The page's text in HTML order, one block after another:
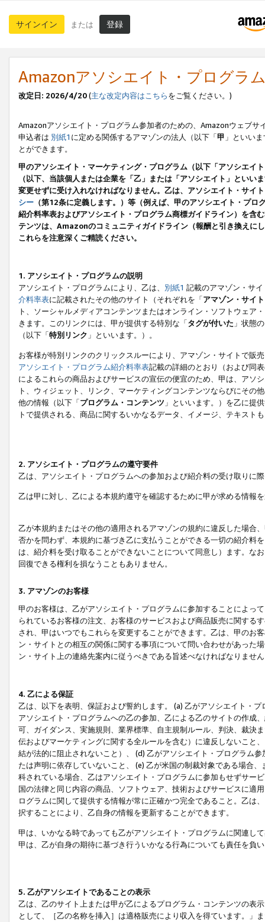
サインイン または 登録
Amazonアソシエイト・プログラ
改定日: 2026/4/20(主な改定内容はこちらをご覧ください。)
Amazonアソシエイト・プログラム参加者のための、Amazonウェブサ
申込者は 別紙1 に定める関係するアマゾンの法人（以下「甲 」といい
とができます。
甲のアソシエイト・マーケティング・プログラム（以下「アソシエイ
（以下、当該個人または企業を「乙」または「アソシエイト」とい
変更せずに受け入れなければなりません。乙は、アソシエイト・サイ
シー （第12条に定義します。）等（例えば、甲のアソシエイト・プ
紹介料率表およびアソシエイト・プログラム商標ガイドライン）を
テンツは、Amazonのコミュニティガイドライン（報酬と引き換えに
これらを注意深くご精読ください。
1. アソシエイト・プログラムの説明
アソシエイト・プログラムにより、乙は、 別紙1 記載のアマゾン・サ
介料率表に記載されたその他のサイト（それぞれを「アマゾン・サイト
ト、ソーシャルメディアコンテンツまたはオンライン・ソフトウェア
きます。このリンクには、甲が提供する特別な「タグが付いた 」状態
（以下「特別リンク 」といいます。）。
お客様が特別リンクのクリックスルーにより、アマゾン・サイトで販
アソシエイト・プログラム紹介料率表記載の詳細のとおり（および同
によるこれらの商品およびサービスの宣伝の便宜のため、甲は、アソ
ト、ウィジェット、リンク、マーケティングコンテンツならびにその
他の情報（以下「プログラム・コンテンツ 」といいます。）を乙に提
トで提供される、商品に関するいかなるデータ、イメージ、テキス
2. アソシエイト・プログラムの遵守要件
乙は、アソシエイト・プログラムへの参加および紹介料の受け取りに
乙は甲に対し、乙による本規約遵守を確認するために甲が求める情報
乙が本規約またはその他の適用されるアマゾンの規約に違反した場合
否かを問わず、本規約に基づき乙に支払うことができる一切の紹介料
は、紹介料を受け取ることができないことについて同意し）ます。な
回復できる権利を損なうこともありません。
3. アマゾンのお客様
甲のお客様は、乙がアソシエイト・プログラムに参加することによっ
られているお客様の注文、お客様のサービスおよび商品販売に関する
され、甲はいつでもこれらを変更することができます。乙は、甲のお
ン・サイトとの相互の関係に関する事項について問い合わせがあった
ン・サイト上の連絡先案内に従うべきである旨述べなければなりませ
4. 乙による保証
乙は、以下を表明、保証および誓約します。 (a) 乙がアソシエイト・
アソシエイト・プログラムへの乙の参加、乙による乙のサイトの作成
可、ガイダンス、実施規則、業界標準、自主規制ルール、判決、裁決
伝およびマーケティングに関する全ルールを含む）に違反しないこと
結が法的に阻止されないこと）、 (d) 乙がアソシエイト・プログラム
たは声明に依存していないこと、 (e) 乙が米国の制裁対象である場合
科されている場合、乙はアソシエイト・プログラムに参加もせずサー
国の法律と同じ内容の商品、ソフトウェア、技術およびサービスに適
ログラムに関して提供する情報が常に正確かつ完全であること。乙は
択することにより、乙自身の情報を更新することができます。
甲は、いかなる時であっても乙がアソシエイト・プログラムに関連し
甲は、乙が自身の期待に基づき行ういかなる行為についても責任を負
5. 乙がアソシエイトであることの表示
乙は、乙のサイト上または甲が乙によるプログラム・コンテンツの表
として、［乙の名称を挿入］は適格販売により収入を得ています。」